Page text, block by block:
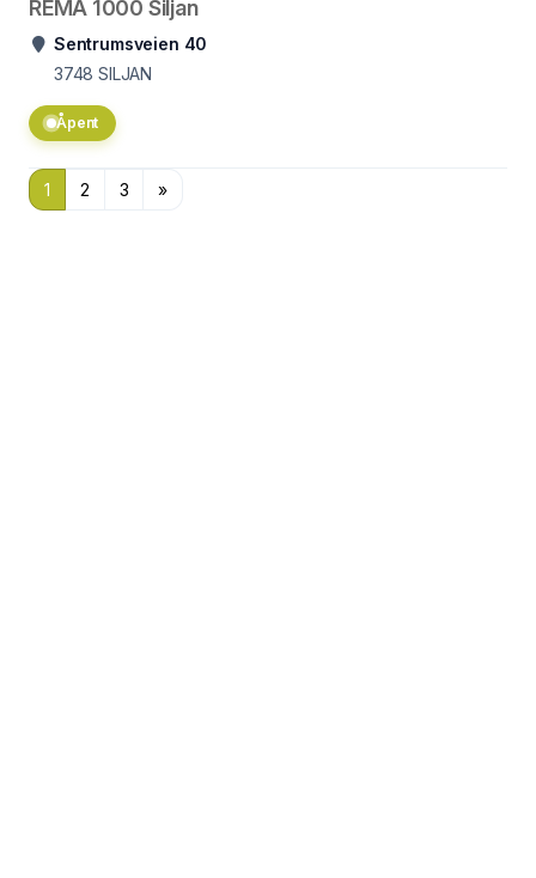
REMA 1000 Siljan
Sentrumsveien 40
3748 SILJAN
Åpent
1 2 3 »